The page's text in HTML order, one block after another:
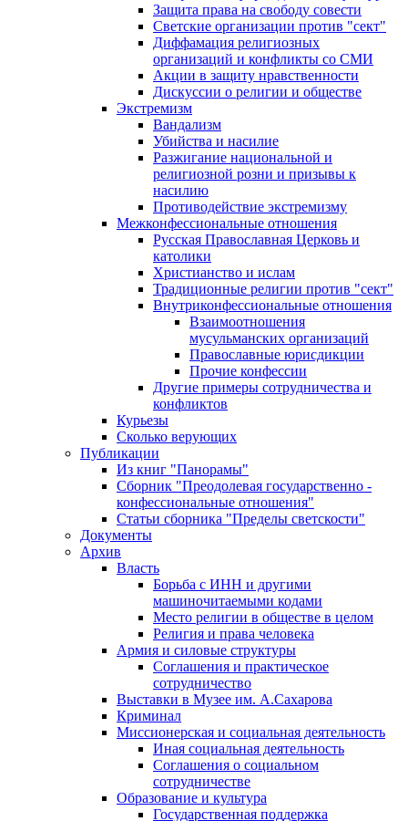
Защита права на свободу совести
Светские организации против "сект"
Диффамация религиозных
организаций и конфликты со СМИ
Акции в защиту нравственности
Дискуссии о религии и обществе
Экстремизм
Вандализм
Убийства и насилие
Разжигание национальной и
религиозной розни и призывы к
насилию
Противодействие экстремизму
Межконфессиональные отношения
Русская Православная Церковь и
католики
Христианство и ислам
Традиционные религии против "сект"
Внутриконфессиональные отношения
Взаимоотношения
мусульманских организаций
Православные юрисдикции
Прочие конфессии
Другие примеры сотрудничества и
конфликтов
Курьезы
Сколько верующих
Публикации
Из книг "Панорамы"
Сборник "Преодолевая государственно -
конфессиональные отношения"
Статьи сборника "Пределы светскости"
Документы
Архив
Власть
Борьба с ИНН и другими
машиночитаемыми кодами
Место религии в обществе в целом
Религия и права человека
Армия и силовые структуры
Соглашения и практическое
сотрудничество
Выставки в Музее им. А.Сахарова
Криминал
Миссионерская и социальная деятельность
Иная социальная деятельность
Соглашения о социальном
сотрудничестве
Образование и культура
Государственная поддержка